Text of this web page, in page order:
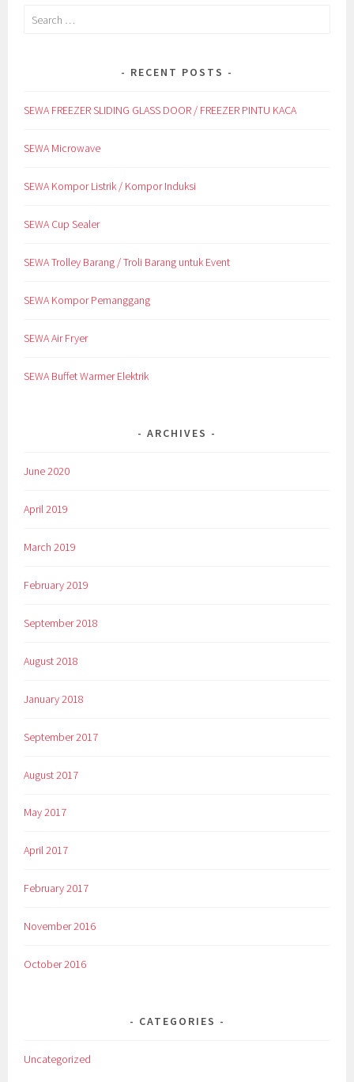
Search
RECENT POSTS
SEWA FREEZER SLIDING GLASS DOOR / FREEZER PINTU KACA
SEWA Microwave
SEWA Kompor Listrik / Kompor Induksi
SEWA Cup Sealer
SEWA Trolley Barang / Troli Barang untuk Event
SEWA Kompor Pemanggang
SEWA Air Fryer
SEWA Buffet Warmer Elektrik
ARCHIVES
June 2020
April 2019
March 2019
February 2019
September 2018
August 2018
January 2018
September 2017
August 2017
May 2017
April 2017
February 2017
November 2016
October 2016
CATEGORIES
Uncategorized